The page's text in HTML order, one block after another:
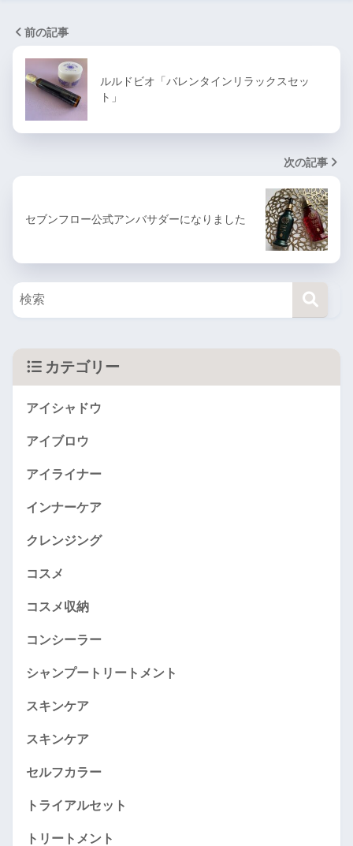
前の記事
ルルドビオ「バレンタインリラックスセッ
ト」
次の記事
セブンフロー公式アンバサダーになりました
カテゴリー
アイシャドウ
アイブロウ
アイライナー
インナーケア
クレンジング
コスメ
コスメ収納
コンシーラー
シャンプートリートメント
スキンケア
スキンケア
セルフカラー
トライアルセット
トリートメント